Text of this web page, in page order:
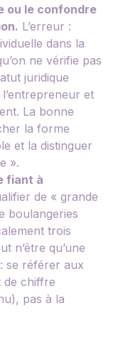
ou le confondre
L’erreur :
dans la
ne vérifie pas
juridique
et
La bonne
la forme
et la distinguer
».
fiant à
de « grande
boulangeries
trois
n’être qu’une
se référer aux
de chiffre
pas à la